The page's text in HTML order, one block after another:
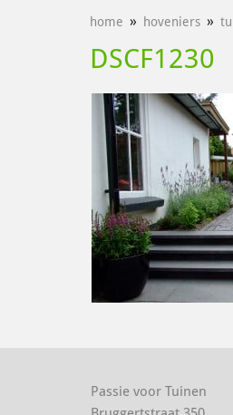
home » hoveniers »
DSCF1230
Passie voor Tuinen